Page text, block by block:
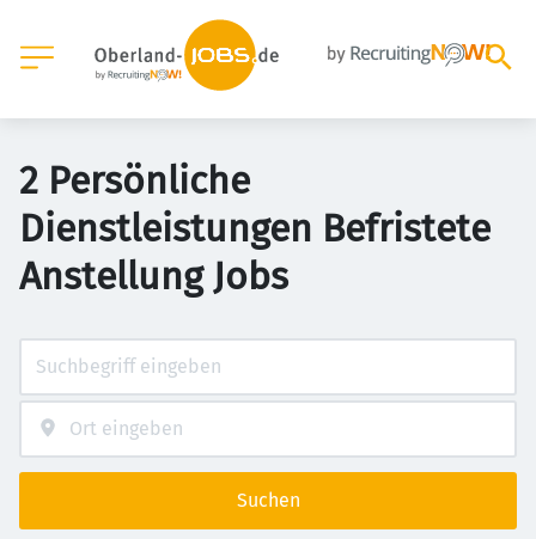
2 Persönliche
Dienstleistungen Befristete
Anstellung Jobs
Suchen